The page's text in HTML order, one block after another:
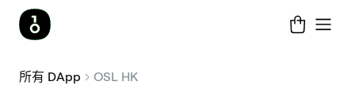
所有 DApp OSL HK